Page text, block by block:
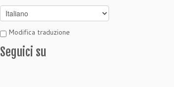
Modifica traduzione
Seguici su